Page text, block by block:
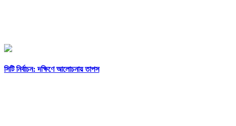
সিটি নির্বাচন: দক্ষিণে আলোচনায় তাপস